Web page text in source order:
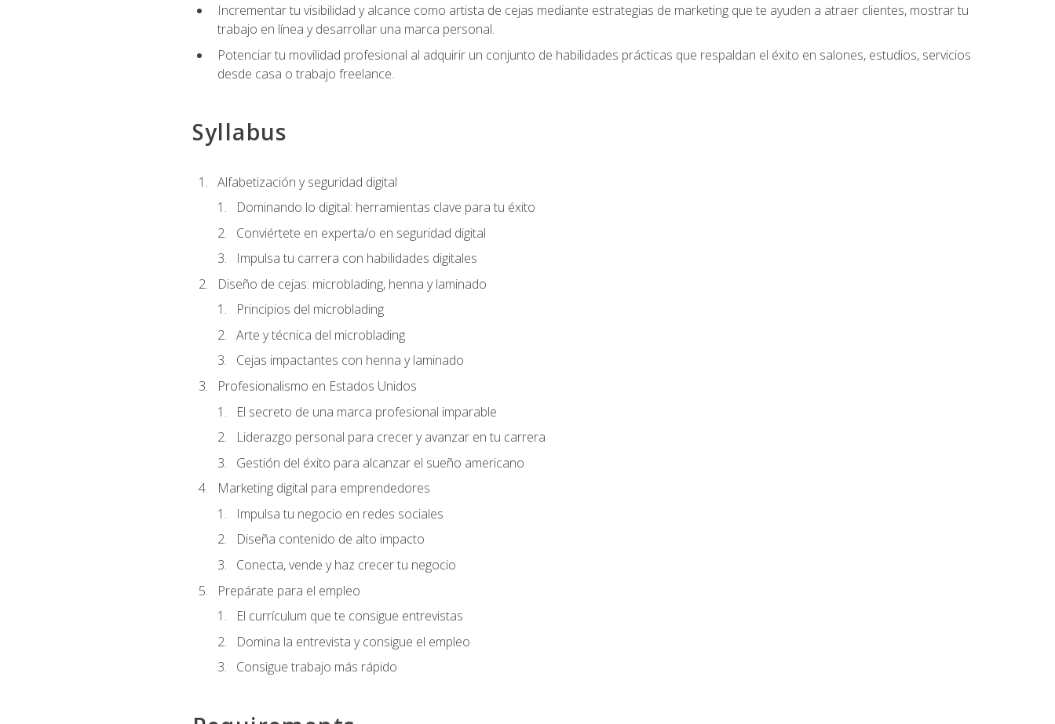
Incrementar tu visibilidad y alcance como artista de cejas mediante estrategias de marketing que te ayuden a atraer clientes, mostrar tu
trabajo en línea y desarrollar una marca personal.
Potenciar tu movilidad profesional al adquirir un conjunto de habilidades prácticas que respaldan el éxito en salones, estudios, servicios
desde casa o trabajo freelance.
Syllabus
Alfabetización y seguridad digital
Dominando lo digital: herramientas clave para tu éxito
Conviértete en experta/o en seguridad digital
Impulsa tu carrera con habilidades digitales
Diseño de cejas: microblading, henna y laminado
Principios del microblading
Arte y técnica del microblading
Cejas impactantes con henna y laminado
Profesionalismo en Estados Unidos
El secreto de una marca profesional imparable
Liderazgo personal para crecer y avanzar en tu carrera
Gestión del éxito para alcanzar el sueño americano
Marketing digital para emprendedores
Impulsa tu negocio en redes sociales
Diseña contenido de alto impacto
Conecta, vende y haz crecer tu negocio
Prepárate para el empleo
El currículum que te consigue entrevistas
Domina la entrevista y consigue el empleo
Consigue trabajo más rápido